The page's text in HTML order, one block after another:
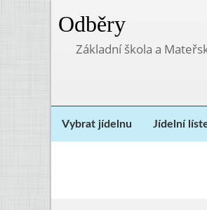
Odběry
Základní škola a
Vybrat jídelnu Jídelní